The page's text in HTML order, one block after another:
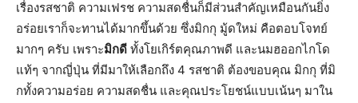
เรื่องรสชาติ ความเฟรช ความสดชื่นก็มีส่วนสำคัญเหมือนกันยิ่ง
อร่อยเราก็จะทานได้มากขึ้นด้วย ซึ่งมิกกุ มู้ดใหม่ คือตอบโจทย์
มากๆ ครับ เพราะมิกดี ทั้งโยเกิร์ตคุณภาพดี และนมฮออกไกโด
แท้ๆ จากญี่ปุ่น ที่มีมาให้เลือกถึง 4 รสชาติ ต้องขอบคุณ มิกกุ ที่มิ
กทั้งความอร่อย ความสดชื่น และคุณประโยชน์แบบเน้นๆ มาใน